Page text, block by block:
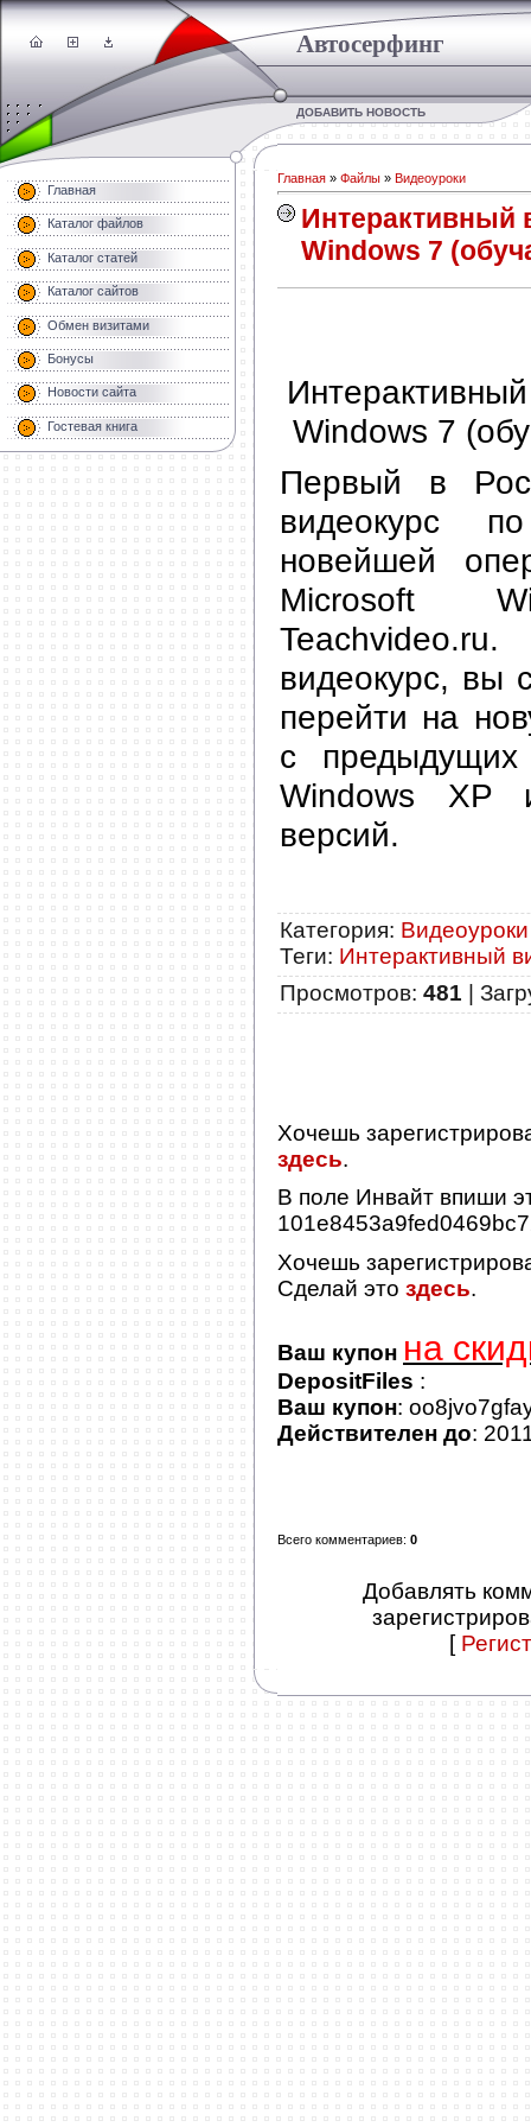
Автосерфинг
ДОБАВИТЬ НОВОСТЬ
Главная
Каталог файлов
Каталог статей
Каталог сайтов
Обмен визитами
Бонусы
Новости сайта
Гостевая книга
Главная » Файлы » Видеоуроки
Интерактивный
Windows 7
Windows 7
Первый в
видеокурс
новейшей
Microsoft
видеокурс, вы
перейти на
с
Windows XP
версий.
Категория: Видеоуроки
Теги: Интерактивный
Просмотров: 481 |
Хочешь
здесь.
В поле Инвайт впиши
Хочешь
Сделай это здесь.
Ваш купон на
DepositFiles :
Ваш купон:
Действителен до:
Всего комментариев: 0
Добавлять
[